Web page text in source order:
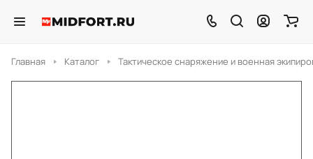
Главная Каталог Тактическое снаряжение и военная